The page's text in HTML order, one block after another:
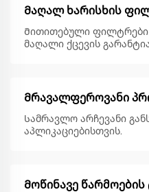
Მაღალ ხარისხის
Მითითებული ფილტრები
მაღალი ქცევის
Მრავალფეროვანი
Სამრავლო არჩევანი
აპლიკაციებისთვის.
Მოწინავე